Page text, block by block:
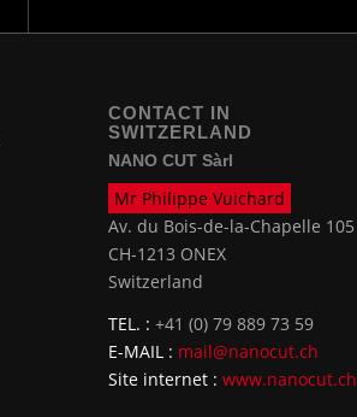
CONTACT IN
SWITZERLAND
NANO CUT Sàrl
Mr Philippe Vuichard
Av. du Bois-de-la-Chapelle 105
CH-1213 ONEX
Switzerland
TEL. : +41 (0) 79 889 73 59
E-MAIL : mail@nanocut.ch
Site internet : www.nanocut.ch